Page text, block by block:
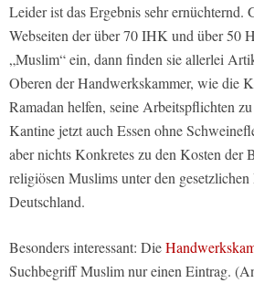
Leider ist das Ergebnis sehr ernüchternd.
Webseiten der über 70 IHK und über 50
„Muslim“ ein, dann finden sie allerlei
Oberen der Handwerkskammer, wie die
Ramadan helfen, seine Arbeitspflichten
Kantine jetzt auch Essen ohne
aber nichts Konkretes zu den Kosten der
religiösen Muslims unter den
Deutschland.
Besonders interessant: Die
Suchbegriff Muslim nur einen Eintrag.